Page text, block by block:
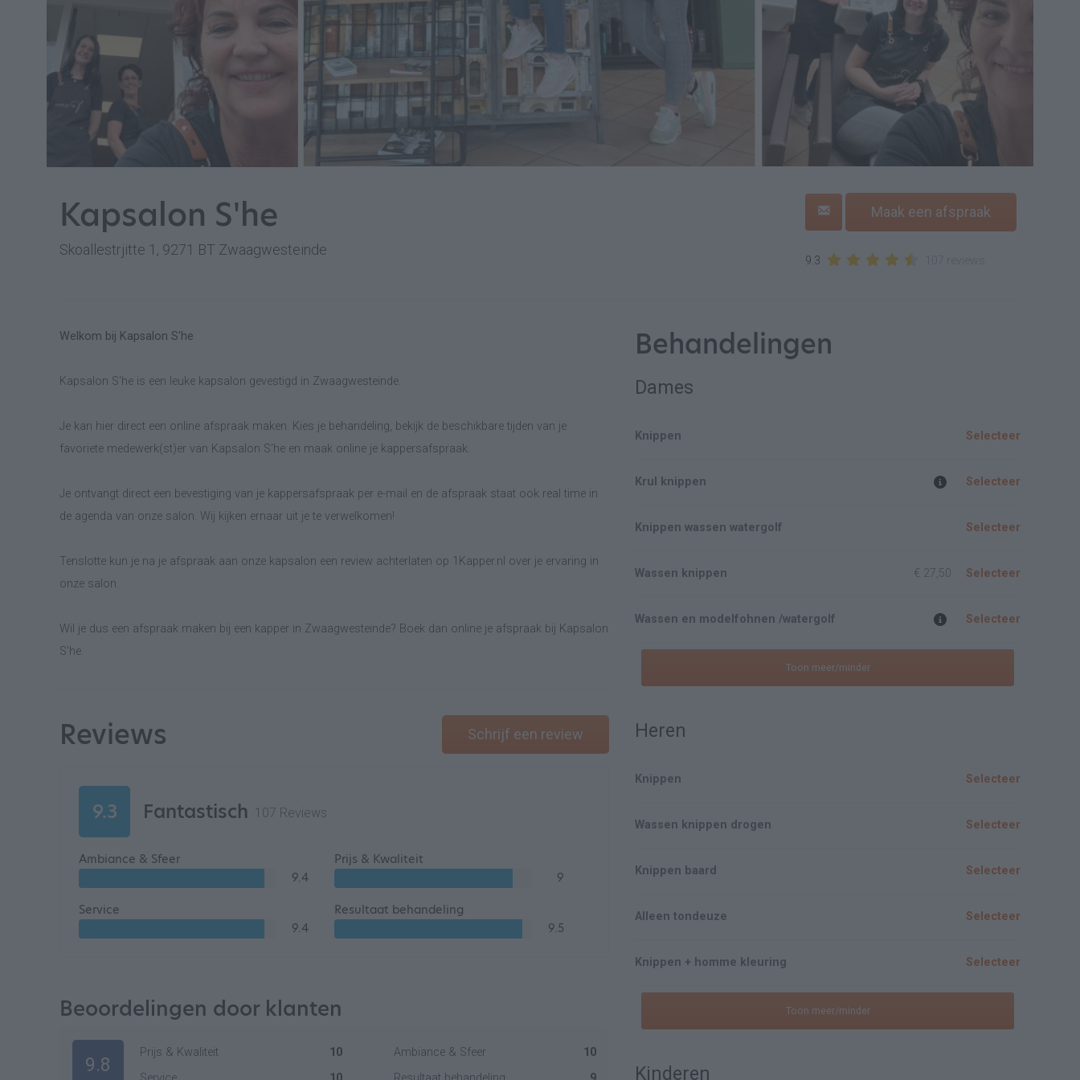
Kapsalon S'he
Skoallestrjitte 1, 9271 BT Zwaagwesteinde
Maak een afspraak
9.3
Welkom bij Kapsalon S'he
Kapsalon S'he is een leuke kapsalon gevestigd in Zwaagwesteinde.
Je kan hier direct een online afspraak maken. Kies je behandeling, bekijk de beschikbare tijden van je
favoriete medewerk(st)er van Kapsalon S'he en maak online je kappersafspraak.
Je ontvangt direct een bevestiging van je kappersafspraak per e-mail en de afspraak staat ook real time in
de agenda van onze salon. Wij kijken ernaar uit je te verwelkomen!
Tenslotte kun je na je afspraak aan onze kapsalon een review achterlaten op 1Kapper.nl over je ervaring in
onze salon.
Wil je dus een afspraak maken bij een kapper in Zwaagwesteinde? Boek dan online je afspraak bij Kapsalon
S'he.
Reviews Schrijf een review
9.3 Fantastisch 107 Reviews
Ambiance & Sfeer
9.4
Prijs & Kwaliteit
9
Service
9.4
Resultaat behandeling
9.5
Beoordelingen door klanten
9.8
Prijs & Kwaliteit 10 Ambiance & Sfeer
10
Behandelingen
Dames
Knippen Selecteer
Krul knippen Selecteer
Knippen wassen watergolf Selecteer
Wassen knippen € 27,50 Selecteer
Wassen en modelfohnen /watergolf Selecteer
Toon meer/minder
Heren
Knippen Selecteer
Wassen knippen drogen Selecteer
Knippen baard Selecteer
Alleen tondeuze Selecteer
Knippen + homme kleuring Selecteer
Toon meer/minder
Kinderen